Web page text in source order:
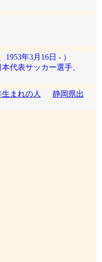
年3月16日 - ）
代表サッカー選手、
生まれの人
静岡県出